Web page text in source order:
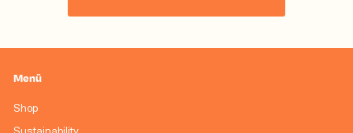
Menü
Shop
Sustainability